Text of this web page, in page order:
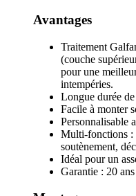
Avantages
Traitement
(couche
pour une
intempéries.
Longue durée
Facile à monter
Personnalisable
Multi-fonctions :
soutènement,
Idéal pour un
Garantie : 20 ans